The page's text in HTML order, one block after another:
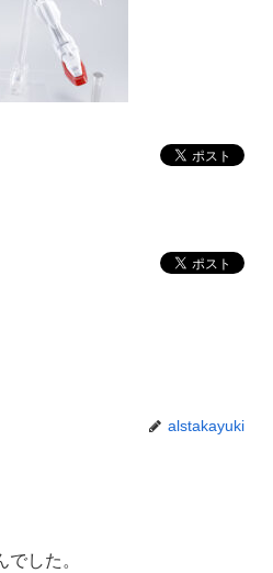
alstakayuki
した。